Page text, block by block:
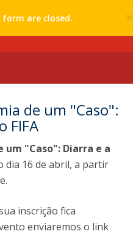
×
are closed.
de um "Caso":
FIFA
"Caso": Diarra e a
dia 16 de abril, a partir
inscrição fica
enviaremos o link